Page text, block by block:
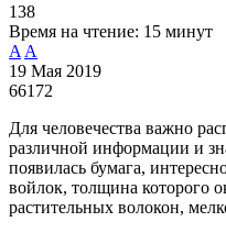
138
Время на чтение: 15 минут
A A
19 Мая 2019
66172
Для человечества важно
различной информации и
появилась бумага,
войлок, толщина которого
растительных волокон,